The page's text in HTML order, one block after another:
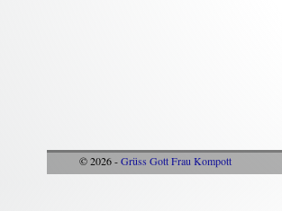
© 2026 -Grüss Gott Frau Kompott